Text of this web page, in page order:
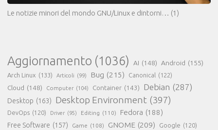
Le notizie minori del mondo GNU/Linux e dintorni… (1)
Aggiornamento (1036) AI (148) Android (155)
Arch Linux (133) Articoli (99) Bug (215) Canonical (122)
Cloud (148) Computer (104) Container (143) Debian (287)
Desktop (163) Desktop Environment (397)
DevOps (120) Driver (95) Editing (110) Fedora (188)
Free Software (157) Game (108) GNOME (209) Google (120)